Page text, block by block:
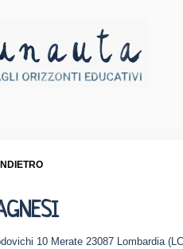
10 Merate 23087 Lombardia